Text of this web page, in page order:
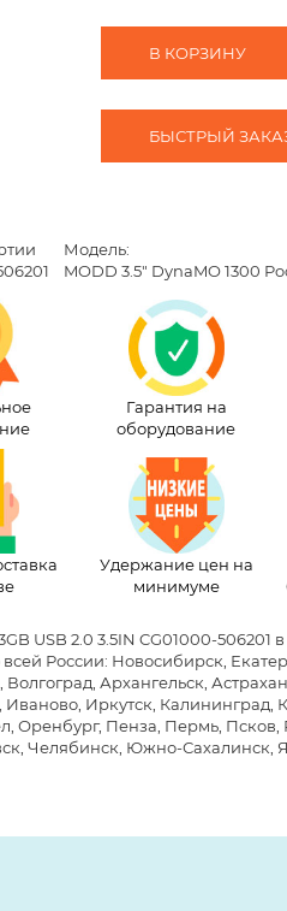
В КОРЗИНУ
БЫСТРЫЙ
Модель:
MODD 3.5" DynaMO 1300
Гарантия на
оборудование
Удержание цен на
минимуме
USB 2.0 3.5IN CG01000-
всей России: Новосибирск,
Архангельск,
Иркутск, Калининград,
Пенза, Пермь, Псков,
Челябинск, Южно-Сахалинск,